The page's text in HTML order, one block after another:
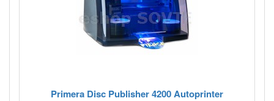
Primera Disc Publisher 4200 Autoprinter